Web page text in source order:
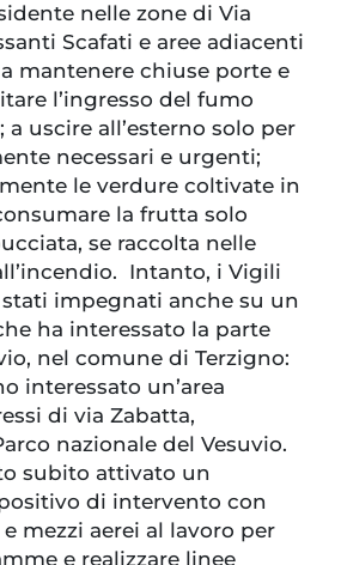
nelle zone di Via
Scafati e aree adiacenti
mantenere chiuse porte e
l’ingresso del fumo
uscire all’esterno solo per
necessari e urgenti;
le verdure coltivate in
la frutta solo
se raccolta nelle
Intanto, i Vigili
impegnati anche su un
ha interessato la parte
nel comune di Terzigno:
interessato un’area
di via Zabatta,
nazionale del Vesuvio.
subito attivato un
di intervento con
mezzi aerei al lavoro per
e realizzare linee